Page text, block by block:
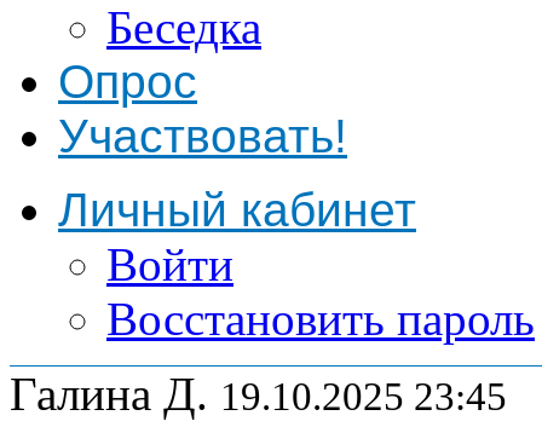
Беседка
Опрос
Участвовать!
Личный кабинет
Войти
Восстановить пароль
Галина Д. 19.10.2025 23:45